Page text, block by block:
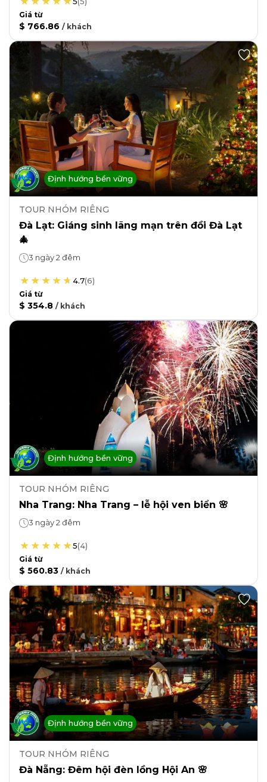
Giá từ
$ 766.86 / khách
Định hướng bền vững
TOUR NHÓM RIÊNG
Đà Lạt: Giáng sinh lãng mạn trên đồi Đà Lạt
🎄
3 ngày 2 đêm
4.7(6)
Giá từ
$ 354.8 / khách
Định hướng bền vững
TOUR NHÓM RIÊNG
Nha Trang: Nha Trang – lễ hội ven biển 🌸
3 ngày 2 đêm
5(4)
Giá từ
$ 560.83 / khách
Định hướng bền vững
TOUR NHÓM RIÊNG
Đà Nẵng: Đêm hội đèn lồng Hội An 🌸